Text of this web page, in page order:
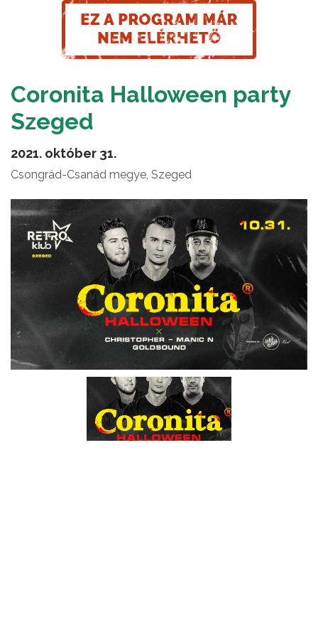
Coronita Halloween party
Szeged
2021. október 31.
Csongrád-Csanád megye, Szeged